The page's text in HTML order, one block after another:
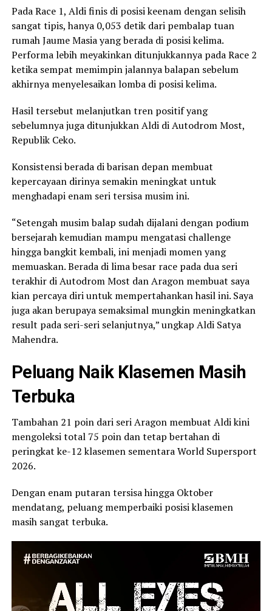
Pada Race 1, Aldi finis di posisi keenam dengan selisih
sangat tipis, hanya 0,053 detik dari pembalap tuan
rumah Jaume Masia yang berada di posisi kelima.
Performa lebih meyakinkan ditunjukkannya pada Race 2
ketika sempat memimpin jalannya balapan sebelum
akhirnya menyelesaikan lomba di posisi kelima.
Hasil tersebut melanjutkan tren positif yang
sebelumnya juga ditunjukkan Aldi di Autodrom Most,
Republik Ceko.
Konsistensi berada di barisan depan membuat
kepercayaan dirinya semakin meningkat untuk
menghadapi enam seri tersisa musim ini.
“Setengah musim balap sudah dijalani dengan podium
bersejarah kemudian mampu mengatasi challenge
hingga bangkit kembali, ini menjadi momen yang
memuaskan. Berada di lima besar race pada dua seri
terakhir di Autodrom Most dan Aragon membuat saya
kian percaya diri untuk mempertahankan hasil ini. Saya
juga akan berupaya semaksimal mungkin meningkatkan
result pada seri-seri selanjutnya,” ungkap Aldi Satya
Mahendra.
Peluang Naik Klasemen Masih
Terbuka
Tambahan 21 poin dari seri Aragon membuat Aldi kini
mengoleksi total 75 poin dan tetap bertahan di
peringkat ke-12 klasemen sementara World Supersport
2026.
Dengan enam putaran tersisa hingga Oktober
mendatang, peluang memperbaiki posisi klasemen
masih sangat terbuka.